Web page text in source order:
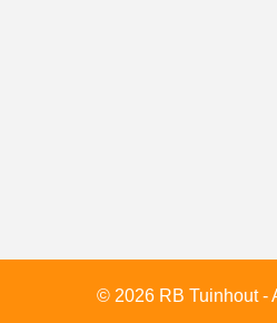
© 2026 RB Tuinhout -